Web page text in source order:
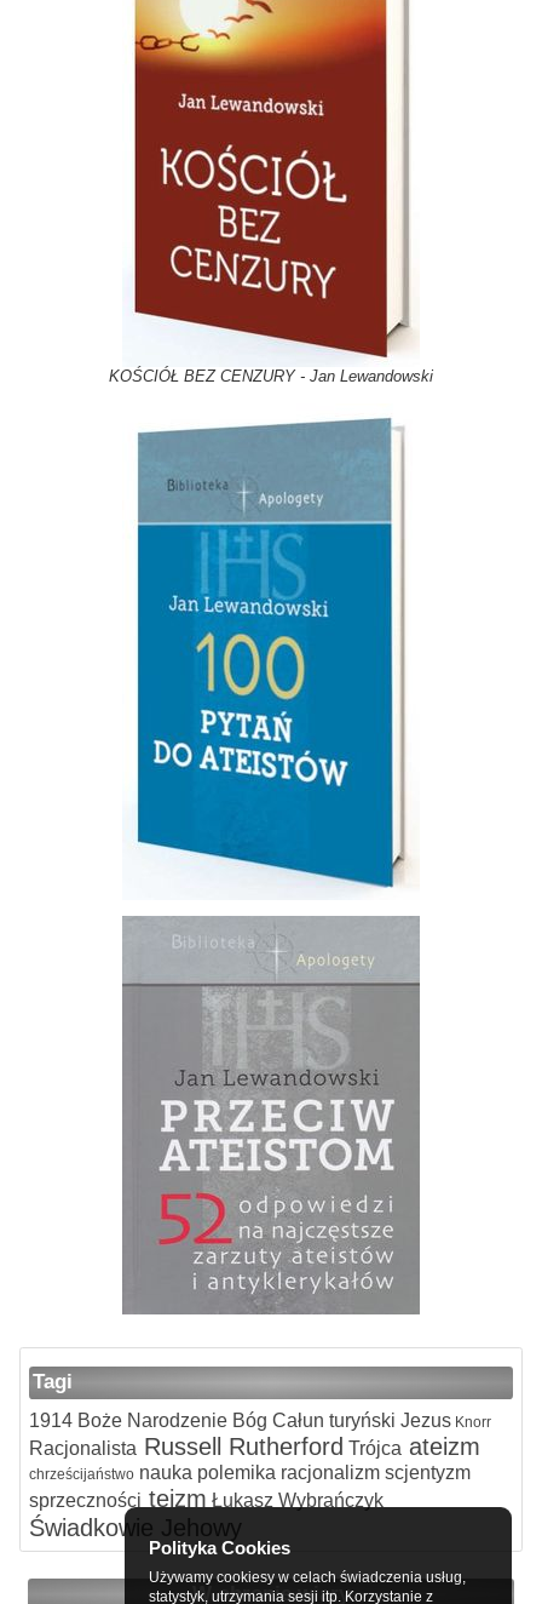
KOŚCIÓŁ BEZ CENZURY - Jan Lewandowski
Tagi
1914Boże NarodzenieBóg Całun turyński JezusKnorr
Racjonalista Russell Rutherford Trójca ateizm
chrześcijaństwonauka polemika racjonalizmscjentyzm
sprzeczności teizm Łukasz Wybrańczyk
Świadkowie Jehowy
W obronie wiary
Polityka Cookies
Używamy cookiesy w celach świadczenia usług,
statystyk, utrzymania sesji itp. Korzystanie z